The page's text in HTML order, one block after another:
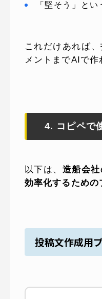
「堅そう」と
これだけあれば
メントまでAIで作
4. コピペで
以下は、 造船会
効率化するための
投稿文作成用